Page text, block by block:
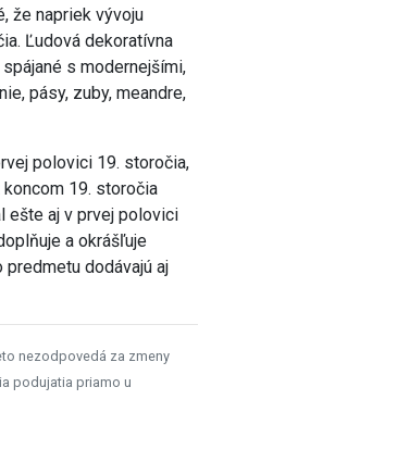
že napriek vývoju
Ľudová dekoratívna
s modernejšími,
pásy, zuby, meandre,
polovici 19. storočia,
19. storočia
ešte aj v prvej polovici
a okrášľuje
dodávajú aj
nezodpovedá za zmeny
podujatia priamo u